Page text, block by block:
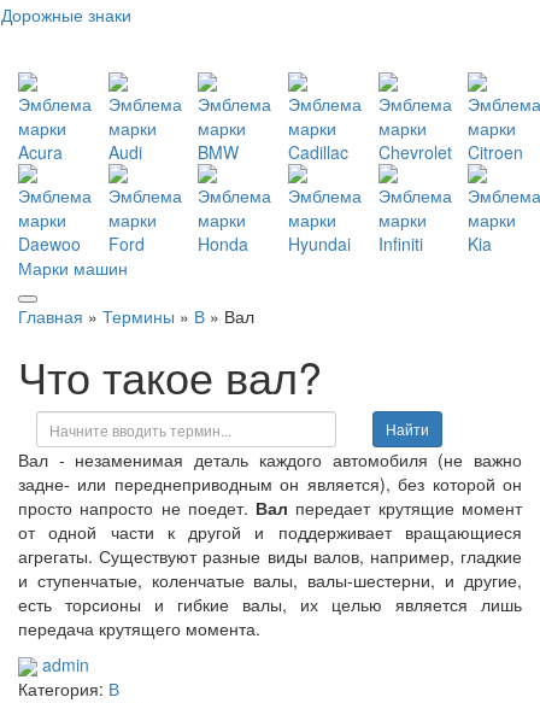
Дорожные знаки
Марки машин
Главная » Термины » В » Вал
Что такое вал?
Найти
Вал - незаменимая деталь каждого автомобиля (не важно
задне- или переднеприводным он является), без которой он
просто напросто не поедет. Вал передает крутящие момент
от одной части к другой и поддерживает вращающиеся
агрегаты. Существуют разные виды валов, например, гладкие
и ступенчатые, коленчатые валы, валы-шестерни, и другие,
есть торсионы и гибкие валы, их целью является лишь
передача крутящего момента.
admin
Категория: В